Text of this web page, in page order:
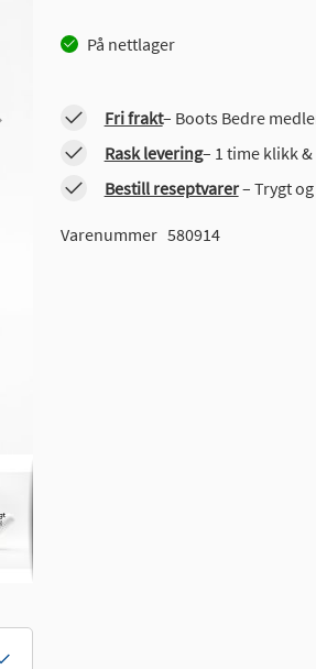
På nettlager
Fri frakt– Boots Bedre
Rask levering– 1 time klikk
Bestill reseptvarer– Trygt
Varenummer 580914